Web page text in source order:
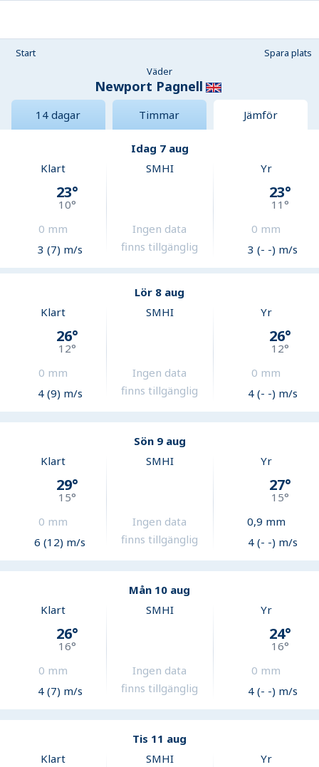
Start
Spara plats
Väder
Newport Pagnell
14 dagar Timmar Jämför
Idag 7 aug
Klart
23°
10°
0 mm
3 (7) m/s
SMHI
Ingen data
finns tillgänglig
Yr
23°
11°
0 mm
3 (- -) m/s
Lör 8 aug
Klart
26°
12°
0 mm
4 (9) m/s
SMHI
Ingen data
finns tillgänglig
Yr
26°
12°
0 mm
4 (- -) m/s
Sön 9 aug
Klart
29°
15°
0 mm
6 (12) m/s
SMHI
Ingen data
finns tillgänglig
Yr
27°
15°
0,9 mm
4 (- -) m/s
Mån 10 aug
Klart
26°
16°
0 mm
4 (7) m/s
SMHI
Ingen data
finns tillgänglig
Yr
24°
16°
0 mm
4 (- -) m/s
Tis 11 aug
Klart
SMHI Yr